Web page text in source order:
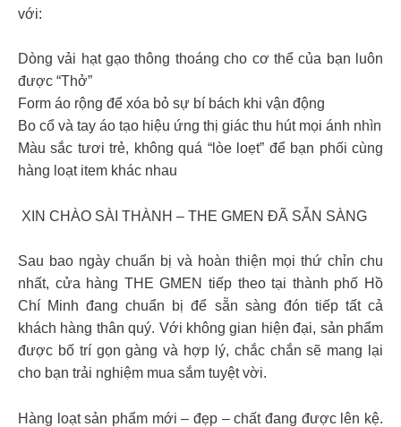
với:
Dòng vải hạt gạo thông thoáng cho cơ thể của bạn luôn
được “Thở”
Form áo rộng để xóa bỏ sự bí bách khi vận động
Bo cổ và tay áo tạo hiệu ứng thị giác thu hút mọi ánh nhìn
Màu sắc tươi trẻ, không quá “lòe loẹt” để bạn phối cùng
hàng loạt item khác nhau
️ XIN CHÀO SÀI THÀNH – THE GMEN ĐÃ SẴN SÀNG
Sau bao ngày chuẩn bị và hoàn thiện mọi thứ chỉn chu
nhất, cửa hàng THE GMEN tiếp theo tại thành phố Hồ
Chí Minh đang chuẩn bị để sẵn sàng đón tiếp tất cả
khách hàng thân quý. Với không gian hiện đại, sản phẩm
được bố trí gọn gàng và hợp lý, chắc chắn sẽ mang lại
cho bạn trải nghiệm mua sắm tuyệt vời.
Hàng loạt sản phẩm mới – đẹp – chất đang được lên kệ.